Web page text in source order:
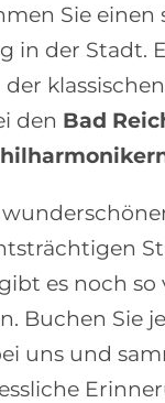
Sie einen
in der Stadt.
den Bad
es noch so
Buchen Sie
uns und